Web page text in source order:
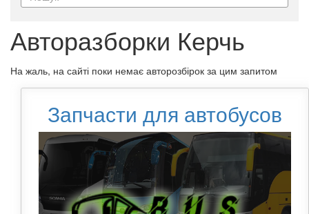
Авторазборки Керчь
На жаль, на сайті поки немає авторозбірок за цим запитом
Запчасти для автобусов